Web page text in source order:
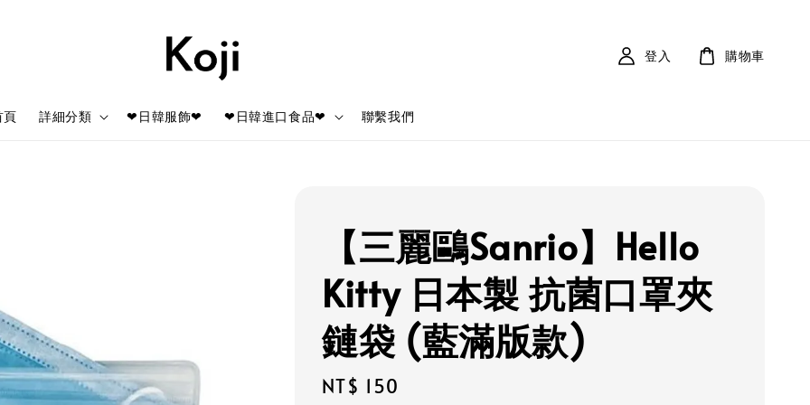
頁 詳細分類 ❤日韓服飾❤ ❤日韓進口食品❤ 聯繫我們
登入 購物車
【三麗鷗Sanrio】Hello
Kitty 日本製 抗菌口罩夾
鏈袋 (藍滿版款)
Regular
NT$ 150